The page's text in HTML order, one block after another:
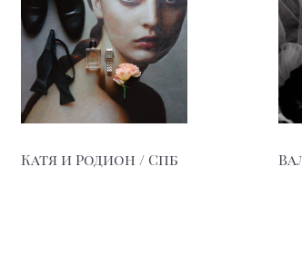
Катя и Родион / Спб